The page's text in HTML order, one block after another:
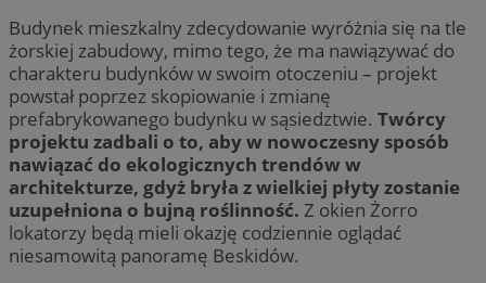
Budynek mieszkalny zdecydowanie wyróżnia się na tle
żorskiej zabudowy, mimo tego, że ma nawiązywać do
charakteru budynków w swoim otoczeniu – projekt
powstał poprzez skopiowanie i zmianę
prefabrykowanego budynku w sąsiedztwie. Twórcy
projektu zadbali o to, aby w nowoczesny sposób
nawiązać do ekologicznych trendów w
architekturze, gdyż bryła z wielkiej płyty zostanie
uzupełniona o bujną roślinność. Z okien Żorro
lokatorzy będą mieli okazję codziennie oglądać
niesamowitą panoramę Beskidów.